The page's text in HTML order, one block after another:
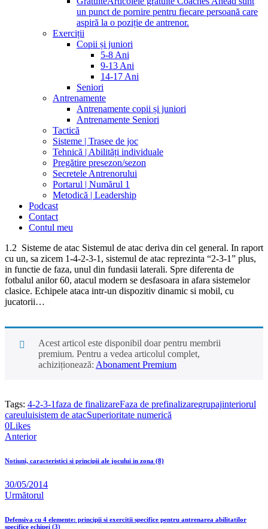
un punct de pornire pentru fiecare persoană care
aspiră la o poziție de antrenor.
Exerciții
Copii și juniori
5-8 Ani
9-13 Ani
14-17 Ani
Seniori
Antrenamente
Antrenamente copii și juniori
Antrenamente Seniori
Tactică
Sisteme | Trasee de joc
Tehnică | Abilități individuale
Pregătire presezon/sezon
Secretele Antrenorului
Portarul | Numărul 1
Metodică | Leadership
Podcast
Contact
Contul meu
1.2 Sisteme de atac Sistemul de atac deriva din cel general. In raport
cu un, sa zicem 1-4-2-3-1, sistemul de atac reprezinta “2-3-1” plus,
in functie de faza, unul din fundasii laterali. Spre diferenta de
fotbalul anilor 60, atacul modern se desfasoara in afara sistemelor
clasice. Echipele ataca intr-un dispozitiv dinamic si mobil, cu
jucatorii…
Acest articol este disponibil doar pentru membrii
premium. Pentru a vedea articolul complet,
achiziționează: Abonament Premium
Tags: 4-2-3-1faza de finalizareFaza de prefinalizaregrupajinteriorul
careuluisistem de atacSuperioritate numerică
0Likes
Anterior
Notiuni, caracteristici si principii ale jocului in zona (8)
30/05/2014
Următorul
Defensiva cu 4 elemente: principii si exercitii specifice pentru antrenarea abilitatilor
specifice echipei (3)